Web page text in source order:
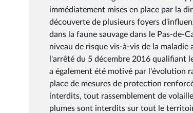
immédiatement mises en place par la
découverte de plusieurs foyers
dans la faune sauvage dans le Pas-de-
niveau de risque vis-à-vis de la
l'arrêté du 5 décembre 2016 qualifiant
a également été motivé par l'évolution
place de mesures de protection
interdits, tout rassemblement de
plumes sont interdits sur tout le